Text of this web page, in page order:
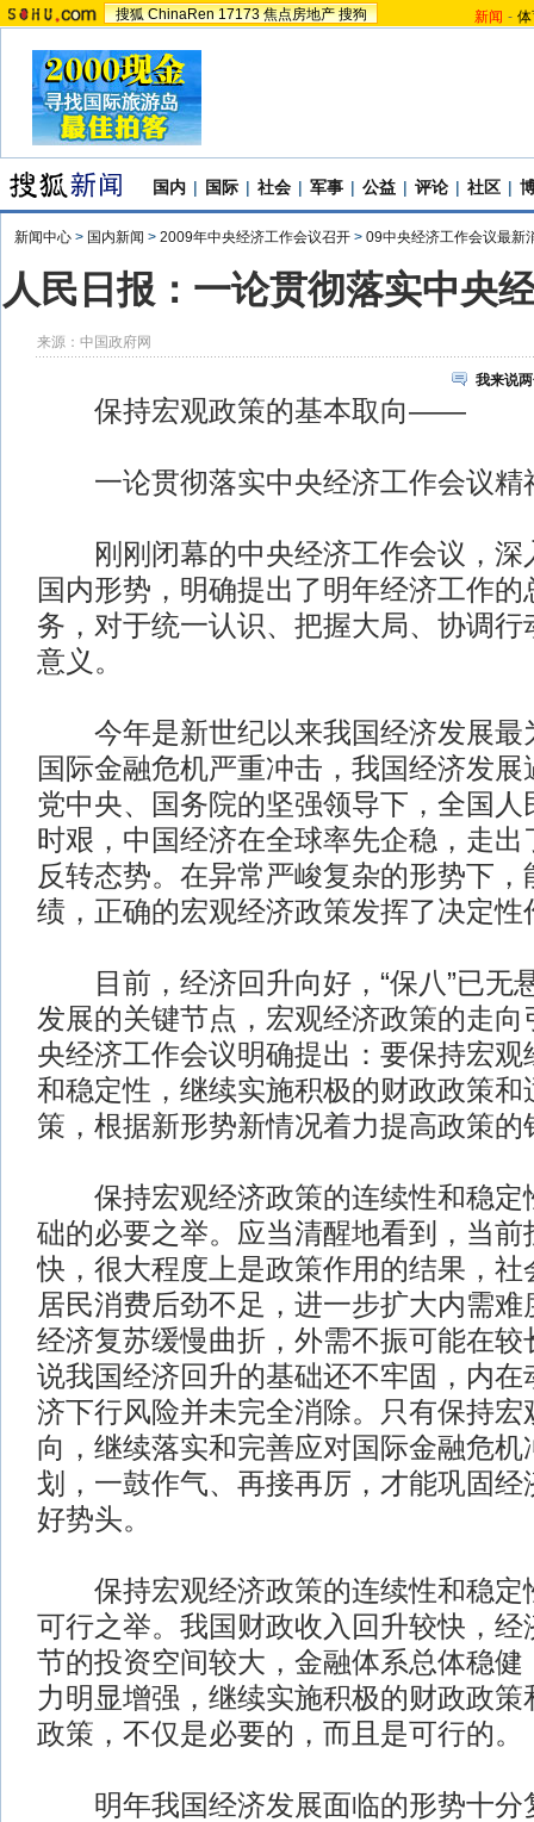
搜狐 ChinaRen 17173 焦点房地产 搜狗 新闻 -
国内 | 国际 | 社会 | 军事 | 公益 | 评论 | 社区 |
新闻中心 > 国内新闻 > 2009年中央经济工作会议召开 > 09中央经济工作会议最新
人民日报：一论贯彻落实中央
来源： 中国政府网
我来说
保持宏观政策的基本取向——
一论贯彻落实中央经济工作会议精
刚刚闭幕的中央经济工作会议，深
国内形势，明确提出了明年经济工作
务，对于统一认识、把握大局、协调行
意义。
今年是新世纪以来我国经济发展最
国际金融危机严重冲击，我国经济发
党中央、国务院的坚强领导下，全国人
时艰，中国经济在全球率先企稳，走出
反转态势。在异常严峻复杂的形势下
绩，正确的宏观经济政策发挥了决定性
目前，经济回升向好，“保八”已无
发展的关键节点，宏观经济政策的走向
央经济工作会议明确提出：要保持宏观
和稳定性，继续实施积极的财政政策和
策，根据新形势新情况着力提高政策的
保持宏观经济政策的连续性和稳定
础的必要之举。应当清醒地看到，当前
快，很大程度上是政策作用的结果，社
居民消费后劲不足，进一步扩大内需
经济复苏缓慢曲折，外需不振可能在较
说我国经济回升的基础还不牢固，内在
济下行风险并未完全消除。只有保持宏
向，继续落实和完善应对国际金融危机
划，一鼓作气、再接再厉，才能巩固经
好势头。
保持宏观经济政策的连续性和稳定
可行之举。我国财政收入回升较快，经
节的投资空间较大，金融体系总体稳健
力明显增强，继续实施积极的财政政
政策，不仅是必要的，而且是可行的。
明年我国经济发展面临的形势十分